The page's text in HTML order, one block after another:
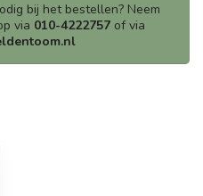
bij het bestellen? Neem
via 010-4222757 of via